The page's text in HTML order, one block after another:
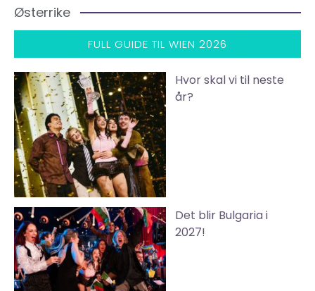
Østerrike
FULL GUIDE TIL WIEN 2026
Hvor skal vi til neste
år?
Det blir Bulgaria i
2027!